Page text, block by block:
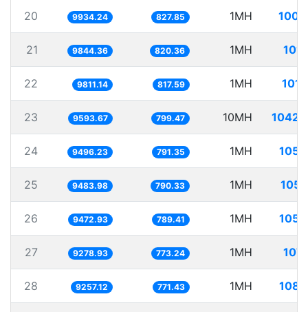
20 9934.24 827.85 1MH
21 9844.36 820.36 1MH
22 9811.14 817.59 1MH
23 9593.67 799.47 10MH
24 9496.23 791.35 1MH
25 9483.98 790.33 1MH
26 9472.93 789.41 1MH
27 9278.93 773.24 1MH
28 9257.12 771.43 1MH